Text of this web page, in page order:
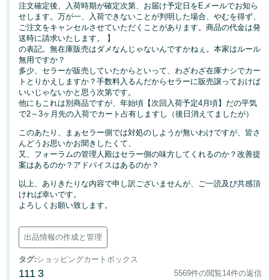
日
本
語
Italiano
- IT
한
국
어
-
KR
日
本
語
-
JP
English
- JP
ロ
イ
ン
さ
っ
そ
始
め
る
注文確定後、入荷時期が確定次第、お届け予定日をEメールでお知ら
せします。万が一、入荷できないことが判明した場合、やむを得ず、
ご注文をキャンセルさせていただくことがあります。商品の代金は発
送時に請求いたします。 】
の表記。無在庫販売はダメなんじゃないんですかねぇ。本家はルール
無用ですか？
多少、セラーが販売していたからといって、わざわざ在庫ナシでカー
トとりかえしますか？手数料入るんだからセラーに販売譲っておけば
いいじゃないかと思う次第です。
他にもこれは別商品ですが、年始頃【次回入荷予定4月頃】だの平気
で2～3ヶ月先の入荷でカート占有しますし（後日消えてましたが）
このあたり、まぁセラー側では対処のしようが無いわけですが、皆さ
んどうお思いかお聞きしたくて、
又、フォーラムの管理人殿はセラー側の味方してくれるのか？改善提
案はあるのか？アドバイスはあるのか？
以上、ありきたりな内容で申し訳ございませんが、ご一読及び共感頂
ければ幸いです。
よろしくお願い致します。
出品情報の作成と管理
タグ:ショッピングカートボックス
111 3 5569件の閲覧14件の返信